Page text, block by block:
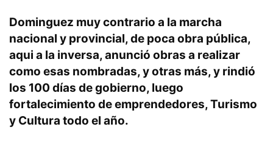
Dominguez muy contrario a la marcha
nacional y provincial, de poca obra pública,
aqui a la inversa, anunció obras a realizar
como esas nombradas, y otras más, y rindió
los 100 días de gobierno, luego
fortalecimiento de emprendedores, Turismo
y Cultura todo el año.